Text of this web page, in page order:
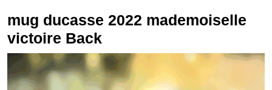
Back
mug ducasse 2022 mademoiselle
victoire Back